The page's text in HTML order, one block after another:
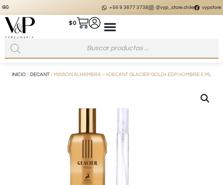
@vyp_store.chile vypstore.cl
$0
INICIO / DECANT / MAISON ALHAMBRA – «DECANT GLACIER GOLD» EDP HOMBRE 5 ML